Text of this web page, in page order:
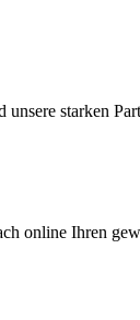
unsere starken
online Ihren